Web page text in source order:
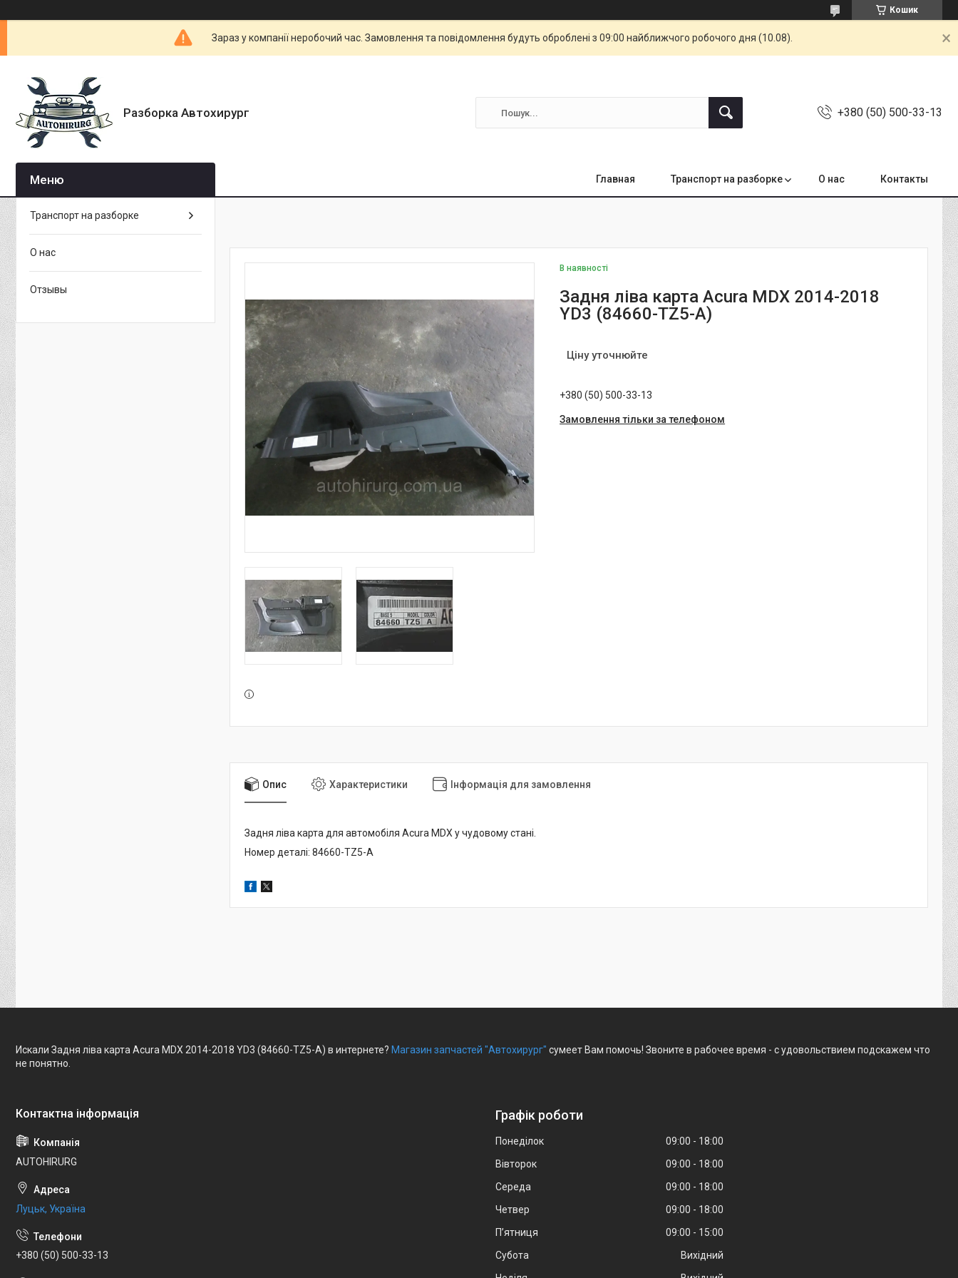
Кошик
Зараз у компанії неробочий час. Замовлення та повідомлення будуть оброблені з 09:00 найближчого робочого дня (10.08).
Разборка Автохирург +380 (50) 500-33-13
Главная Транспорт на разборке О нас Контакты
В наявності
Задня ліва карта Acura MDX 2014-2018
YD3 (84660-TZ5-A)
Ціну уточнюйте
+380 (50) 500-33-13
Замовлення тільки за телефоном
Опис Характеристики Інформація для замовлення
Задня ліва карта для автомобіля Acura MDX у чудовому стані.
Номер деталі: 84660-TZ5-A
Транспорт на разборке
О нас
Отзывы
Искали Задня ліва карта Acura MDX 2014-2018 YD3 (84660-TZ5-A) в интернете? Магазин запчастей "Автохирург" сумеет Вам помочь! Звоните в рабочее время - с удовольствием подскажем что
не понятно.
AUTOHIRURG
Луцьк, Україна
+380 (50) 500-33-13
Графік роботи
Понеділок 09:00
18:00
Вівторок
09:00
18:00
Середа
09:00
18:00
Четвер
09:00
18:00
Пʼятниця
09:00
15:00
Субота
Вихідний